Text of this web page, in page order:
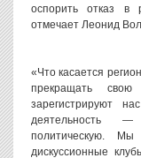
оспорить отказ в
отмечает Леонид
«Что касается
прекращать
зарегистрируют
деятельность —
политическую.
дискуссионные